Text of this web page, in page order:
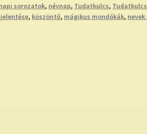
sorozatok, névnap, Tudatkulcs,
, köszöntő, mágikus mondókák,